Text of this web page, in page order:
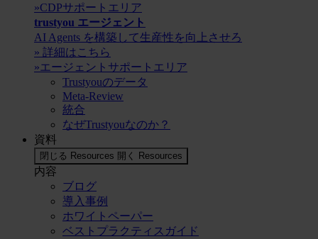
»CDPサポートエリア
trustyou エージェント
AI Agents を構築して生産性を向上させろ
» 詳細はこちら
»エージェントサポートエリア
Trustyouのデータ
Meta-Review
統合
なぜTrustyouなのか？
資料
閉じる Resources 開く Resources
内容
ブログ
導入事例
ホワイトペーパー
ベストプラクティスガイド